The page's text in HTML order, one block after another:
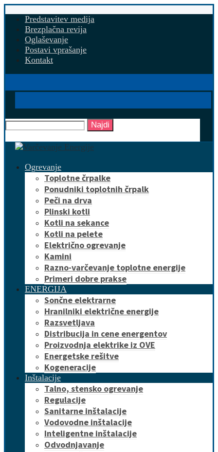
Predstavitev medija
Brezplačna revija
Oglaševanje
Postavi vprašanje
Kontakt
Najdi
Ogrevanje
Toplotne črpalke
Ponudniki toplotnih črpalk
Peči na drva
Plinski kotli
Kotli na sekance
Kotli na pelete
Električno ogrevanje
Kamini
Razno-varčevanje toplotne energije
Primeri dobre prakse
ENERGIJA
Sončne elektrarne
Hranilniki električne energije
Razsvetljava
Distribucija in cene energentov
Proizvodnja elektrike iz OVE
Energetske rešitve
Kogeneracije
Inštalacije
Talno, stensko ogrevanje
Regulacije
Sanitarne inštalacije
Vodovodne inštalacije
Inteligentne inštalacije
Odvodnjavanje